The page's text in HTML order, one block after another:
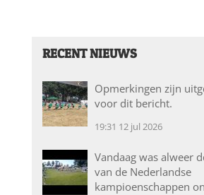
RECENT NIEUWS
Opmerkingen zijn
voor dit bericht.
19:31 12 jul 2026
Vandaag was alweer
van de Nederlandse
kampioenschappen